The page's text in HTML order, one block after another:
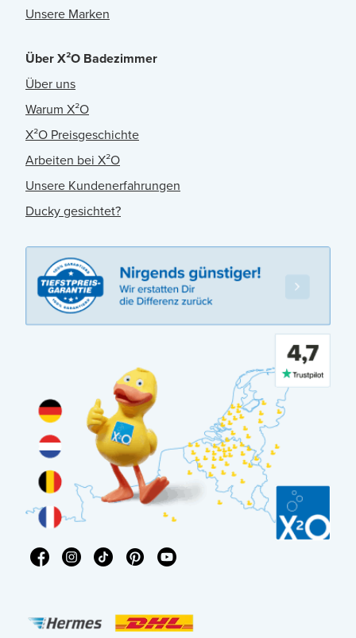
Unsere Marken
Über X²O Badezimmer
Über uns
Warum X²O
X²O Preisgeschichte
Arbeiten bei X²O
Unsere Kundenerfahrungen
Ducky gesichtet?